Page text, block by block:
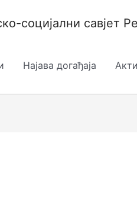
cоцијални cавјет
Најава догађаја